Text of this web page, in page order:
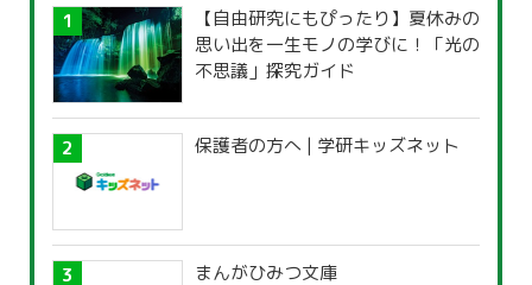
【自由研究にもぴったり】夏休みの
思い出を一生モノの学びに！「光の
不思議」探究ガイド
保護者の方へ | 学研キッズネット
まんがひみつ文庫